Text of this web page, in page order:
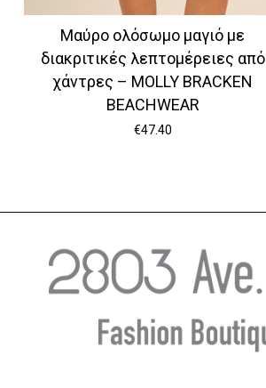
Μαύρο ολόσωμο μαγιό με
διακριτικές λεπτομέρειες από
χάντρες – MOLLY BRACKEN
BEACHWEAR
€47.40